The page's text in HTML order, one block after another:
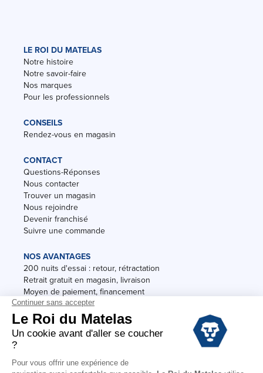
LE ROI DU MATELAS
Notre histoire
Notre savoir-faire
Nos marques
Pour les professionnels
CONSEILS
Rendez-vous en magasin
CONTACT
Questions-Réponses
Nous contacter
Trouver un magasin
Nous rejoindre
Devenir franchisé
Suivre une commande
NOS AVANTAGES
200 nuits d'essai : retour, rétractation
Retrait gratuit en magasin, livraison
Moyen de paiement, financement
Garantie
Destockage